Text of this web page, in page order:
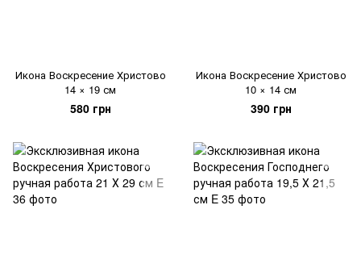
Икона Воскресение Христово
14 × 19 см
580 грн
Икона Воскресение Христово
10 × 14 см
390 грн